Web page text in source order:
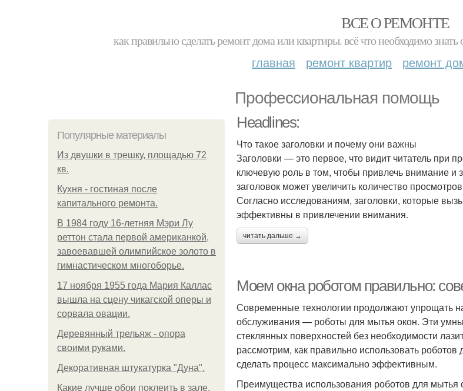
ВСЕ О РЕМОНТЕ
как правильно сделать ремонт дома или квартиры. всё что необходимо
главная ремонт квартир ремонт
Профессиональная помощь
Популярные материалы
Из двушки в трешку, площадью 72
кв.
Кухня - гостиная после
капитального ремонта.
В 1984 году 16-летняя Мэри Лу
реттон стала первой американкой,
завоевавшей олимпийское золото в
гимнастическом многоборье.
17 ноября 1955 года Мария Каллас
вышла на сцену чикагской оперы и
сорвала овации.
Деревянный трельяж - опора
своими руками.
Декоративная штукатурка "Дуна".
Какие лучше обои поклеить в зале.
Headlines:
Что такое заголовки и почему они важны
Заголовки — это первое, что видит читатель при
ключевую роль в том, чтобы привлечь внимание и
заголовок может увеличить количество
Согласно исследованиям, заголовки, которые
эффективны в привлечении внимания.
читать дальше →
Моем окна роботом правильно:
Современные технологии продолжают упрощать
обслуживания — роботы для мытья окон. Эти
стеклянных поверхностей без необходимости
рассмотрим, как правильно использовать
сделать процесс максимально эффективным.
Преимущества использования роботов для мытья